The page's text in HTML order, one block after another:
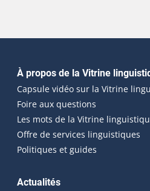
Navigation
À propos de la Vitrine
Capsule vidéo sur la Vitrine
Foire aux questions
Les mots de la Vitrine
Offre de services linguistiques
Politiques et guides
Actualités